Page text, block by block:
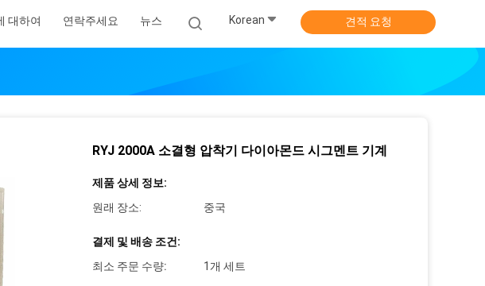
대하여 연락주세요 뉴스 Korean 견적 요청
RYJ 2000A 소결형 압착기 다이아몬드 시그멘트 기계
제품 상세 정보:
원래 장소:
중국
결제 및 배송 조건:
최소 주문 수량:
1개 세트